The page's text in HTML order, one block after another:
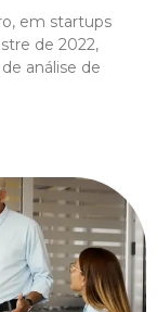
em startups
de 2022,
análise de